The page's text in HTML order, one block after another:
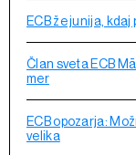
ECB že junija, kdaj
Član sveta ECB
mer
ECB opozarja:
velika